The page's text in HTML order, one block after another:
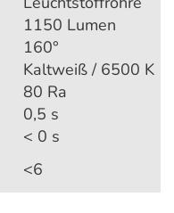
1150 Lumen
160°
Kaltweiß / 6500 K
80 Ra
0,5 s
< 0 s
<6